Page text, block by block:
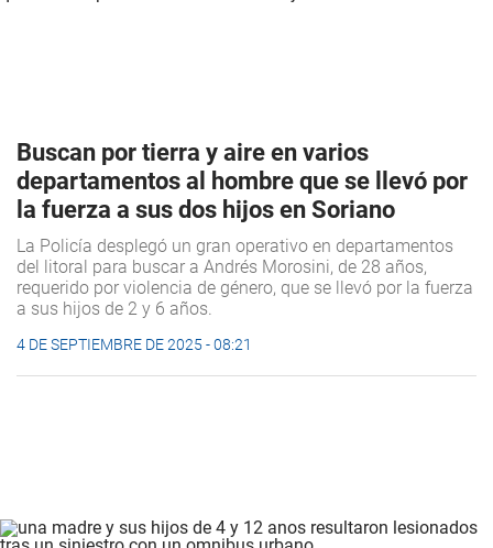
Buscan por tierra y aire en varios
departamentos al hombre que se llevó por
la fuerza a sus dos hijos en Soriano
La Policía desplegó un gran operativo en departamentos
del litoral para buscar a Andrés Morosini, de 28 años,
requerido por violencia de género, que se llevó por la fuerza
a sus hijos de 2 y 6 años.
4 DE SEPTIEMBRE DE 2025 - 08:21